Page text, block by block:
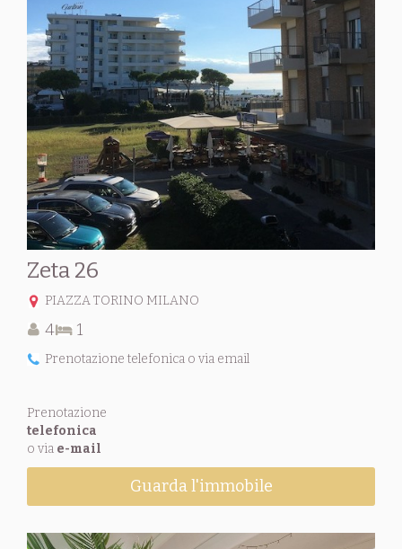
Zeta 26
PIAZZA TORINO MILANO
4 1
Prenotazione telefonica o via email
Prenotazione
telefonica
o via e-mail
Guarda l'immobile